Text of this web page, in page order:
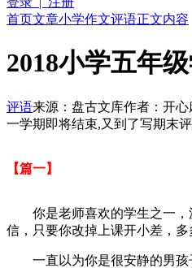
首页文章小学作文评语正文内容
2018小学五年
评语来源：盘古文库作者：开心
一学期即将结束,又到了写期末评
【篇一】
你是老师喜欢的学生之一，源
信，只要你改掉上课开小差，
一直以为你是很安静的男孩子